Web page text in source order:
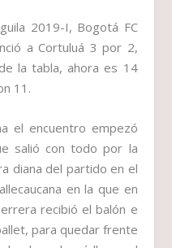
2019-I, Bogotá FC
a Cortuluá 3 por 2,
la tabla, ahora es 14
11.
el encuentro empezó
salió con todo por la
diana del partido en el
en la que en
recibió el balón e
para quedar frente